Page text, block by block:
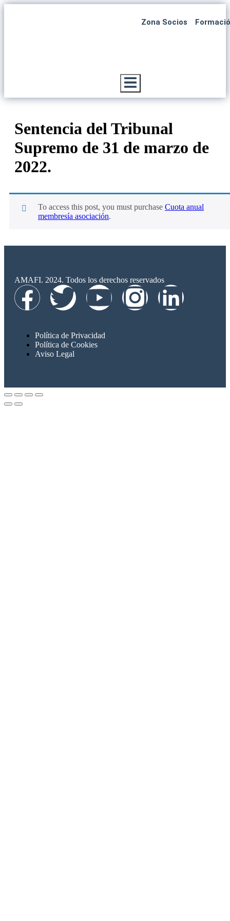
Zona Socios
Menú conmutador hamburguesa
Sentencia del Tribunal
Supremo de 31 de marzo de
2022.
To access this post, you must purchase Cuota anual
membresía asociación.
AMAFI. 2024. Todos los derechos reservados
Política de Privacidad
Política de Cookies
Aviso Legal